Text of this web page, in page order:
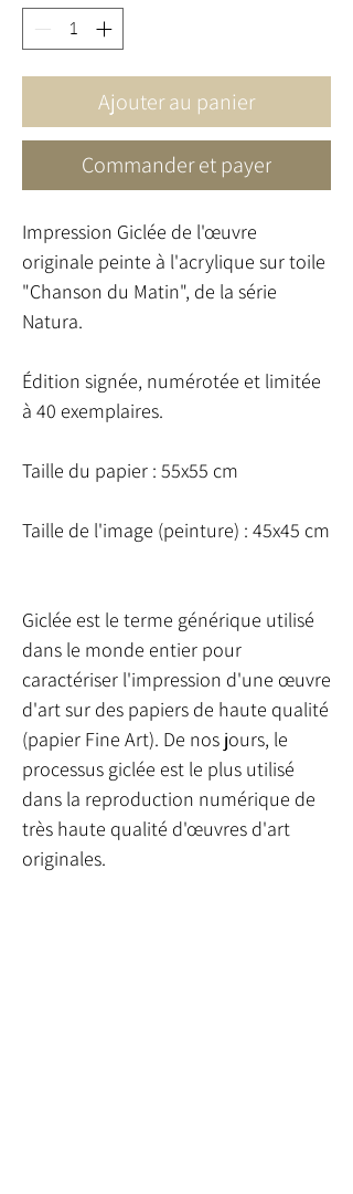
Ajouter au panier
Commander et payer
Impression Giclée de l'œuvre
originale peinte à l'acrylique sur toile
"Chanson du Matin", de la série
Natura.
Édition signée, numérotée et limitée
à 40 exemplaires.
Taille du papier : 55x55 cm
Taille de l'image (peinture) : 45x45 cm
Giclée est le terme générique utilisé
dans le monde entier pour
caractériser l'impression d'une œuvre
d'art sur des papiers de haute qualité
(papier Fine Art). De nos jours, le
processus giclée est le plus utilisé
dans la reproduction numérique de
très haute qualité d'œuvres d'art
originales.